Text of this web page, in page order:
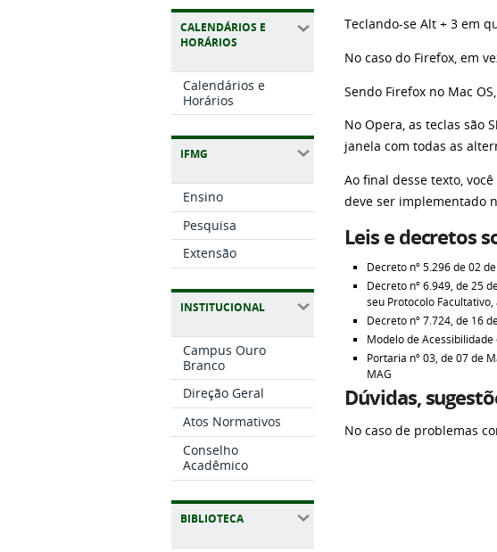
CALENDÁRIOS E
HORÁRIOS
Calendários e
Horários
IFMG
Ensino
Pesquisa
Extensão
INSTITUCIONAL
Campus Ouro
Branco
Direção Geral
Atos Normativos
Conselho
Acadêmico
BIBLIOTECA
Teclando-se Alt + 3 em
No caso do Firefox, em
Sendo Firefox no Mac
No Opera, as teclas são
janela com todas as
Ao final desse texto,
deve ser implementado
Leis e decretos
Decreto nº 5.296 de 02
Decreto nº 6.949, de 25
seu Protocolo
Decreto nº 7.724, de 16
Modelo de
Portaria nº 03, de 07 de
MAG
Dúvidas,
No caso de problemas